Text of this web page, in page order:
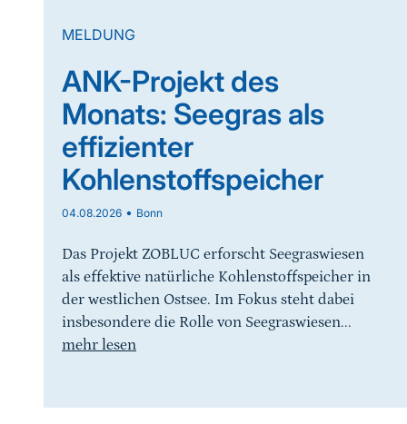
ANK-Projekt des
Monats: Seegras als
effizienter
Kohlenstoffspeicher
MELDUNG
04.08.2026 • Bonn
Das Projekt ZOBLUC erforscht Seegraswiesen
als effektive natürliche Kohlenstoffspeicher in
der westlichen Ostsee. Im Fokus steht dabei
insbesondere die Rolle von Seegraswiesen...
mehr lesen